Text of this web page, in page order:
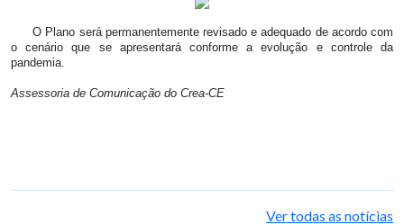
O Plano será permanentemente revisado e adequado de acordo com
o cenário que se apresentará conforme a evolução e controle da
pandemia.
Assessoria de Comunicação do Crea-CE
Ver todas as notícias